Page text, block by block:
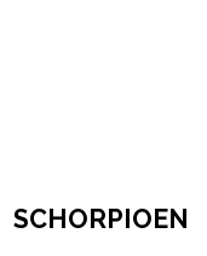
SCHORPIOEN